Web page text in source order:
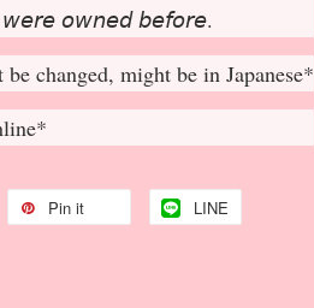
𝘰𝘸𝘯𝘦𝘥 𝘣𝘦𝘧𝘰𝘳𝘦.
changed, might be in Japanese*
Pin it LINE